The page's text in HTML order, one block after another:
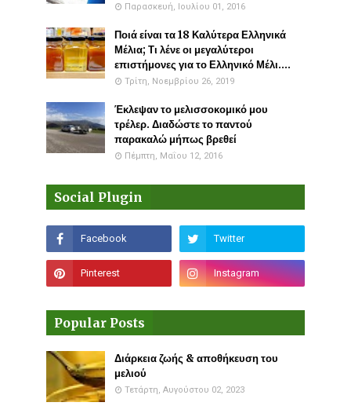
Παρασκευή, Ιουλίου 01, 2016
Ποιά είναι τα 18 Καλύτερα Ελληνικά
Μέλια; Τι λένε οι μεγαλύτεροι
επιστήμονες για το Ελληνικό Μέλι....
Τρίτη, Νοεμβρίου 26, 2019
Έκλεψαν το μελισσοκομικό μου
τρέλερ. Διαδώστε το παντού
παρακαλώ μήπως βρεθεί
Πέμπτη, Μαΐου 12, 2016
Social Plugin
Popular Posts
Διάρκεια ζωής & αποθήκευση του
μελιού
Τετάρτη, Αυγούστου 02, 2023